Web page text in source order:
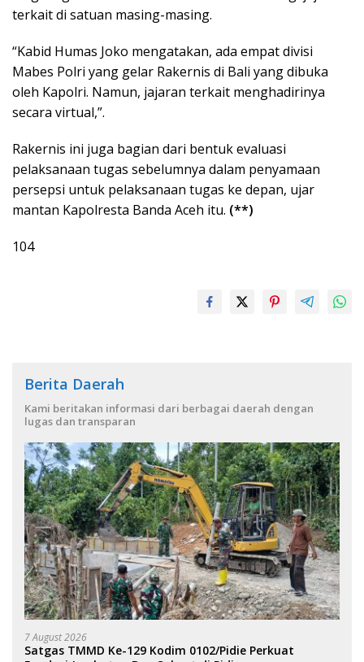
terkait di satuan masing-masing.
“Kabid Humas Joko mengatakan, ada empat divisi
Mabes Polri yang gelar Rakernis di Bali yang dibuka
oleh Kapolri. Namun, jajaran terkait menghadirinya
secara virtual,”.
Rakernis ini juga bagian dari bentuk evaluasi
pelaksanaan tugas sebelumnya dalam penyamaan
persepsi untuk pelaksanaan tugas ke depan, ujar
mantan Kapolresta Banda Aceh itu. (**)
104
Berita Daerah
Kami beritakan informasi dari berbagai daerah dengan
lugas dan transparan
7 August 2026
Satgas TMMD Ke-129 Kodim 0102/Pidie Perkuat